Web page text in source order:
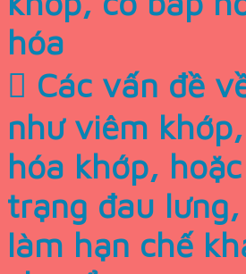
hóa
 Các vấn đề
như viêm
hóa khớp,
trạng đau
làm hạn chế